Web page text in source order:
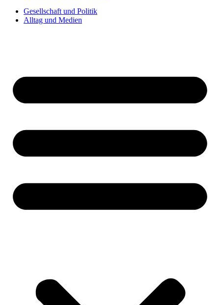
Gesellschaft und Politik
Alltag und Medien